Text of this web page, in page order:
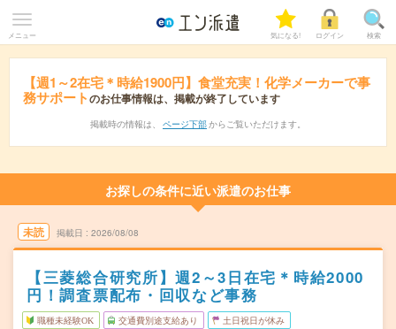
メニュー 気になる! ログイン 検索
【週1～2在宅＊時給1900円】食堂充実！化学メーカーで事
務サポートのお仕事情報は、掲載が終了しています
掲載時の情報は、 ページ下部 からご覧いただけます。
お探しの条件に近い派遣のお仕事
未読 掲載日 2026/08/08
【三菱総合研究所】週2～3日在宅＊時給2000
円！調査票配布・回収など事務
職種未経験OK 交通費別途支給あり 土日祝日が休み